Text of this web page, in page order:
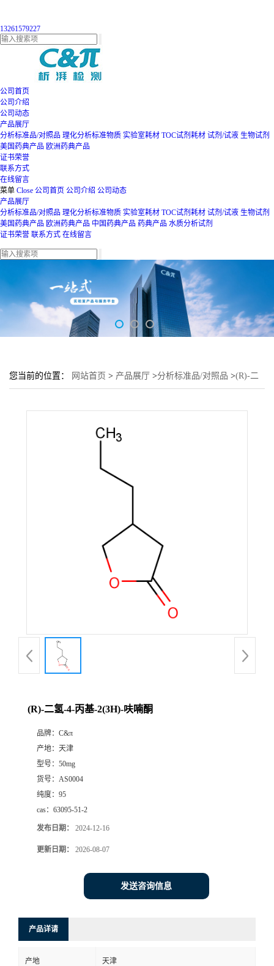
13261579227
公司首页
公司介绍
公司动态
产品展厅
分析标准品/对照品 理化分析标准物质 实验室耗材 TOC试剂耗材 试剂/试液 生物试剂
美国药典产品 欧洲药典产品
证书荣誉
联系方式
在线留言
菜单 Close 公司首页 公司介绍 公司动态
产品展厅
分析标准品/对照品 理化分析标准物质 实验室耗材 TOC试剂耗材 试剂/试液 生物试剂
美国药典产品 欧洲药典产品 中国药典产品 药典产品 水质分析试剂
证书荣誉 联系方式 在线留言
您当前的位置： 网站首页 > 产品展厅 >分析标准品/对照品 >(R)-二
(R)-二氢-4-丙基-2(3H)-呋喃酮
品牌： C&π
产地： 天津
型号： 50mg
货号： AS0004
纯度： 95
cas： 63095-51-2
发布日期： 2024-12-16
更新日期： 2026-08-07
发送咨询信息
产品详请
产地 天津